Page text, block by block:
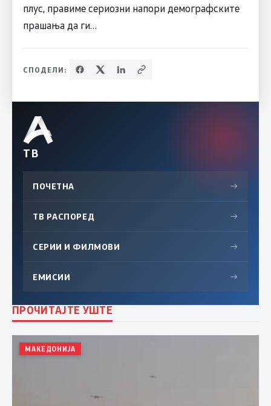
плус, правиме сериозни напори демографските
прашања да ги…
СПОДЕЛИ:
ТВ
ПОЧЕТНА →
ТВ РАСПОРЕД →
СЕРИИ И ФИЛМОВИ →
ЕМИСИИ →
ПРОЧИТАЈТЕ УШТЕ
МАКЕДОНИЈА